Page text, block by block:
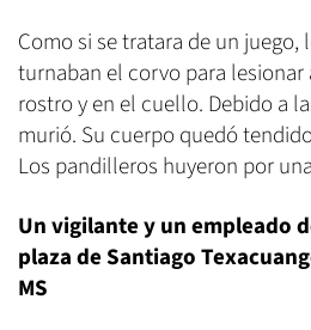
Como si se tratara de un juego,
turnaban el corvo para lesionar
rostro y en el cuello. Debido a
murió. Su cuerpo quedó
Los pandilleros huyeron por
Un vigilante y un empleado
plaza de Santiago
MS